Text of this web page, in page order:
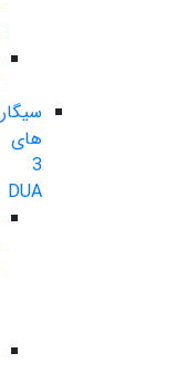
سیگار
های
3
DUA